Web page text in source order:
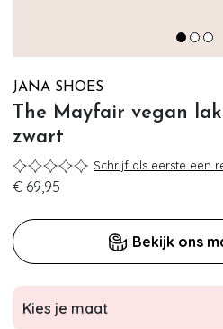
JANA SHOES
The Mayfair vegan
zwart
Schrijf als eerste een
€ 69,95
Bekijk ons
Kies je maat